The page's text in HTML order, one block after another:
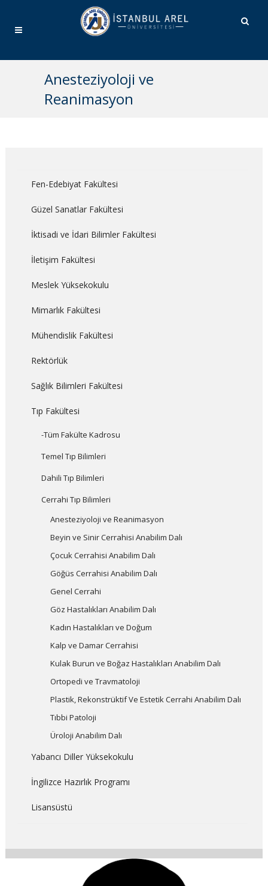
Anesteziyoloji ve
Reanimasyon
Fen-Edebiyat Fakültesi
Güzel Sanatlar Fakültesi
İktisadi ve İdari Bilimler Fakültesi
İletişim Fakültesi
Meslek Yüksekokulu
Mimarlık Fakültesi
Mühendislik Fakültesi
Rektörlük
Sağlık Bilimleri Fakültesi
Tıp Fakültesi
-Tüm Fakülte Kadrosu
Temel Tıp Bilimleri
Dahili Tıp Bilimleri
Cerrahi Tıp Bilimleri
Anesteziyoloji ve Reanimasyon
Beyin ve Sinir Cerrahisi Anabilim Dalı
Çocuk Cerrahisi Anabilim Dalı
Göğüs Cerrahisi Anabilim Dalı
Genel Cerrahi
Göz Hastalıkları Anabilim Dalı
Kadın Hastalıkları ve Doğum
Kalp ve Damar Cerrahisi
Kulak Burun ve Boğaz Hastalıkları Anabilim Dalı
Ortopedi ve Travmatoloji
Plastik, Rekonstrüktif Ve Estetik Cerrahi Anabilim Dalı
Tıbbi Patoloji
Üroloji Anabilim Dalı
Yabancı Diller Yüksekokulu
İngilizce Hazırlık Programı
Lisansüstü